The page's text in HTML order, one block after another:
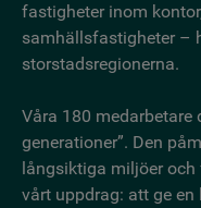
fastigheter inom
samhällsfastigheter –
storstadsregionerna.
Våra 180 medarbetare
generationer”. Den
långsiktiga miljöer och
vårt uppdrag: att ge